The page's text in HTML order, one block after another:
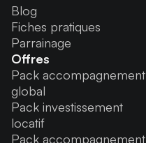
Blog
Fiches pratiques
Parrainage
Offres
Pack accompagnement
global
Pack investissement
locatif
Pack accompagnement